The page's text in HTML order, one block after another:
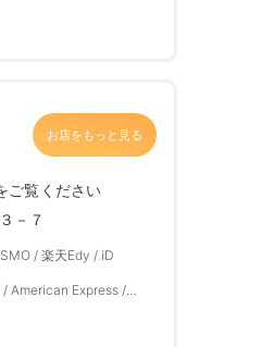
お店をもっと見る
ご覧ください
－７
/ 楽天Edy / iD
American Express /